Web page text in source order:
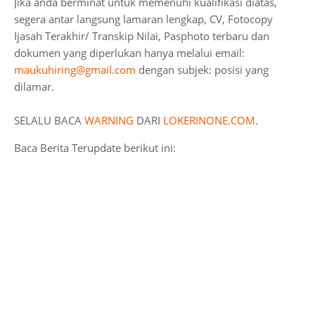
segera antar langsung lamaran lengkap, CV, Fotocopy
Ijasah Terakhir/ Transkip Nilai, Pasphoto terbaru dan
dokumen yang diperlukan hanya melalui email:
maukuhiring@gmail.com dengan subjek: posisi yang
dilamar.
SELALU BACA WARNING DARI LOKERINONE.COM.
Baca Berita Terupdate berikut ini: